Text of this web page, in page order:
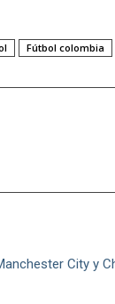
Fútbol colombia
City y